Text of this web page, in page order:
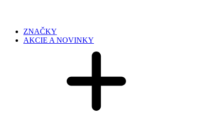
ZNAČKY
AKCIE A NOVINKY